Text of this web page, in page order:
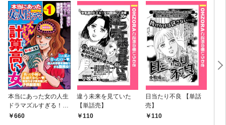
本当にあった女の人生
ドラマズルすぎる！計
算高い女 Vol.1
660
違う未来を見ていた
【単話売】
110
日当たり不良 【単話
売】
110